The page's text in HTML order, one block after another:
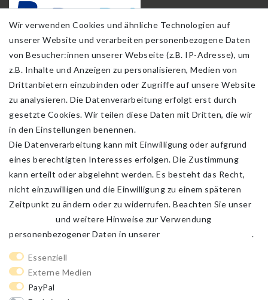
Impressum
Wir verwenden Cookies und ähnliche Technologien auf
unserer Website und verarbeiten personenbezogene Daten
von Besucher:innen unserer Webseite (z.B. IP-Adresse), um
z.B. Inhalte und Anzeigen zu personalisieren, Medien von
Drittanbietern einzubinden oder Zugriffe auf unsere Website
zu analysieren. Die Datenverarbeitung erfolgt erst durch
gesetzte Cookies. Wir teilen diese Daten mit Dritten, die wir
in den Einstellungen benennen.
Die Datenverarbeitung kann mit Einwilligung oder aufgrund
eines berechtigten Interesses erfolgen. Die Zustimmung
kann erteilt oder abgelehnt werden. Es besteht das Recht,
nicht einzuwilligen und die Einwilligung zu einem späteren
Zeitpunkt zu ändern oder zu widerrufen. Beachten Sie unser
und weitere Hinweise zur Verwendung
personenbezogener Daten in unserer
.
Essenziell
Externe Medien
PayPal